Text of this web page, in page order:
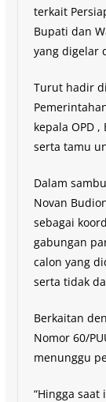
terkait
Bupati dan
yang digelar
Turut hadir
kepala OPD
serta tamu
Dalam
Novan
sebagai
gabungan
calon yang
serta tidak
Berkaitan
Nomor 60/
menunggu
“Hingga saat